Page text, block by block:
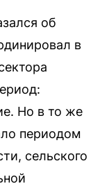
об
в
Но в то же
периодом
сельского